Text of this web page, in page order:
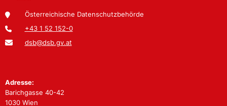
Österreichische Datenschutzbehörde
+43 1 52 152-0
dsb@dsb.gv.at
Adresse:
Barichgasse 40-42
1030 Wien